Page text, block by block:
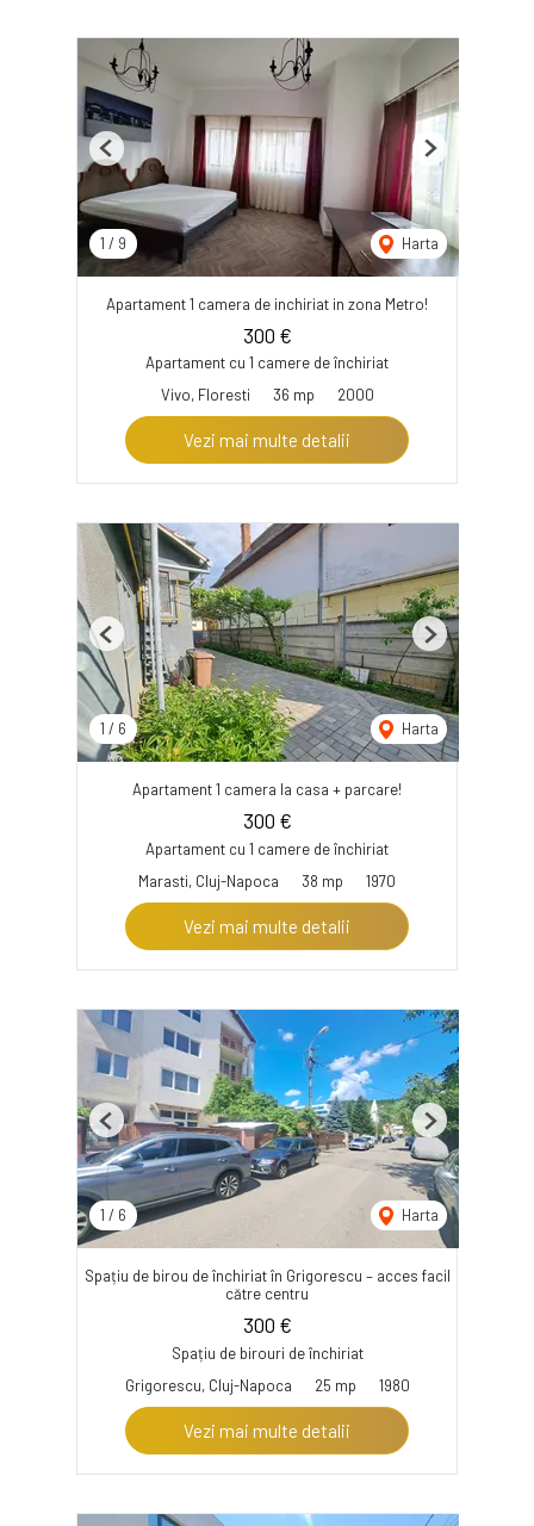
1 / 9 Harta
Previous Next
Apartament 1 camera de inchiriat in zona Metro!
300 €
Apartament cu 1 camere de închiriat
Vivo, Floresti
36 mp 2000
Vezi mai multe detalii
1 / 6 Harta
Previous Next
Apartament 1 camera la casa + parcare!
300 €
Apartament cu 1 camere de închiriat
Marasti, Cluj-Napoca
38 mp 1970
Vezi mai multe detalii
1 / 6 Harta
Previous Next
Spațiu de birou de închiriat în Grigorescu – acces facil
către centru
300 €
Spațiu de birouri de închiriat
Grigorescu, Cluj-Napoca
25 mp 1980
Vezi mai multe detalii